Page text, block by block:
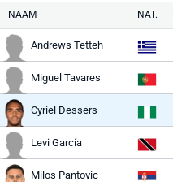
NAAM NAT.
Andrews Tetteh
Miguel Tavares
Cyriel Dessers
Levi García
Milos Pantovic